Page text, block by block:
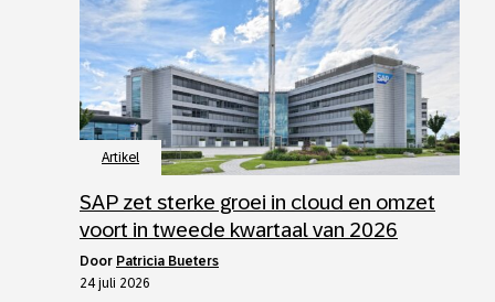
Artikel
SAP zet sterke groei in cloud en omzet
voort in tweede kwartaal van 2026
door Patricia Bueters
24 juli 2026